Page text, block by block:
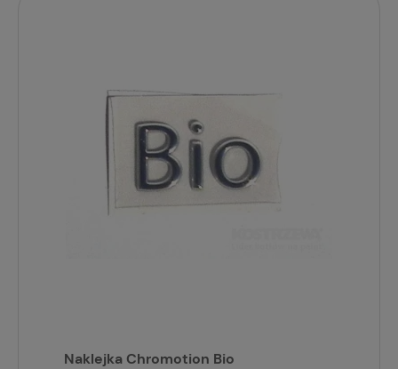
Naklejka Chromotion Bio